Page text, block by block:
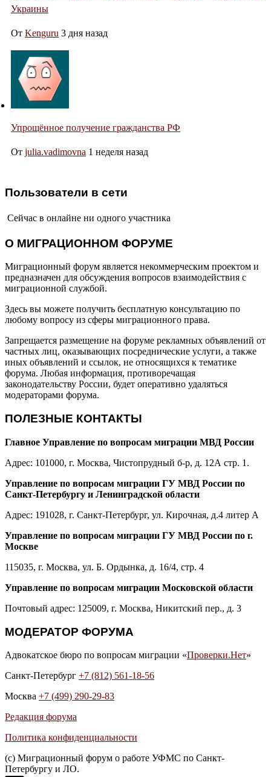
Украины
От Kenguru 3 дня назад
Упрощённое получение гражданства РФ
От julia.vadimovna 1 неделя назад
Пользователи в сети
Сейчас в онлайне ни одного участника
О МИГРАЦИОННОМ ФОРУМЕ
Миграционный форум является некоммерческим проектом и
предназначен для обсуждения вопросов взаимодействия с
миграционной службой.
Здесь вы можете получить бесплатную консультацию по
любому вопросу из сферы миграционного права.
Запрещается размещение на форуме рекламных объявлений от
частных лиц, оказывающих посреднические услуги, а также
иных объявлений и ссылок, не относящихся к тематике
форума. Любая информация, противоречащая
законодательству России, будет оперативно удаляться
модераторами форума.
ПОЛЕЗНЫЕ КОНТАКТЫ
Главное Управление по вопросам миграции МВД России
Адрес: 101000, г. Москва, Чистопрудный б-р, д. 12А стр. 1.
Управление по вопросам миграции ГУ МВД России по
Санкт-Петербургу и Ленинградской области
Адрес: 191028, г. Санкт-Петербург, ул. Кирочная, д.4 литер А
Управление по вопросам миграции ГУ МВД России по г.
Москве
115035, г. Москва, ул. Б. Ордынка, д. 16/4, стр. 4
Управление по вопросам миграции Московской области
Почтовый адрес: 125009, г. Москва, Никитский пер., д. 3
МОДЕРАТОР ФОРУМА
Адвокатское бюро по вопросам миграции «Проверки.Нет»
Санкт-Петербург +7 (812) 561-18-56
Москва +7 (499) 290-29-83
Редакция форума
Политика конфиденциальности
(с) Миграционный форум о работе УФМС по Санкт-
Петербургу и ЛО.